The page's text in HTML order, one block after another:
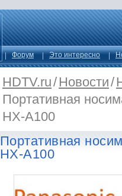
Форум Это интересно
HDTV.ru/Новости/
Портативная
HX-A100
Портативная
HX-A100